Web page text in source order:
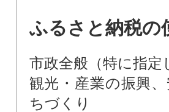
ふるさと納税の
市政全般（特に指定
観光・産業の振興
ちづくり